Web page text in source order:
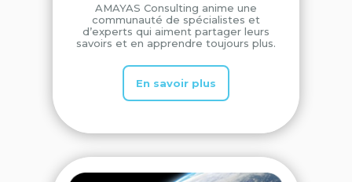
AMAYAS Consulting anime une
communauté de spécialistes et
d’experts qui aiment partager leurs
savoirs et en apprendre toujours plus.
En savoir plus